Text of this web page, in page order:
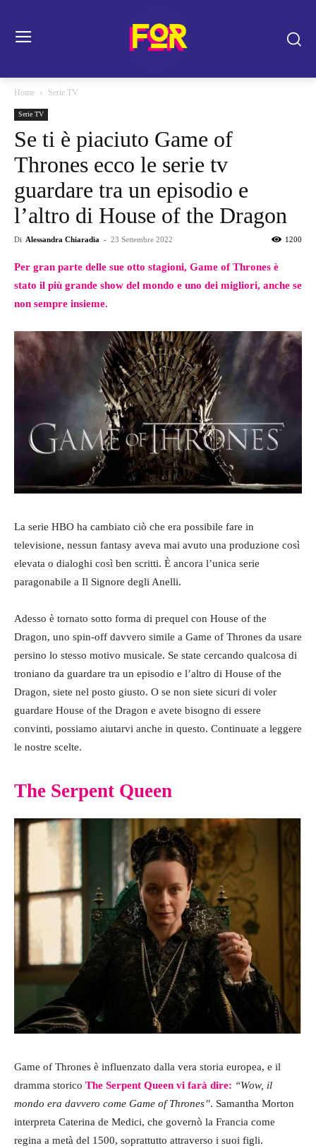
Home Serie TV
Serie TV
Se ti è piaciuto Game of
Thrones ecco le serie tv
guardare tra un episodio e
l’altro di House of the Dragon
Di Alessandra Chiaradia - 23 Settembre 2022 1200
Per gran parte delle sue otto stagioni, Game of Thrones è
stato il più grande show del mondo e uno dei migliori, anche se
non sempre insieme.
La serie HBO ha cambiato ciò che era possibile fare in
televisione, nessun fantasy aveva mai avuto una produzione così
elevata o dialoghi così ben scritti. È ancora l’unica serie
paragonabile a Il Signore degli Anelli.
Adesso è tornato sotto forma di prequel con House of the
Dragon, uno spin-off davvero simile a Game of Thrones da usare
persino lo stesso motivo musicale. Se state cercando qualcosa di
troniano da guardare tra un episodio e l’altro di House of the
Dragon, siete nel posto giusto. O se non siete sicuri di voler
guardare House of the Dragon e avete bisogno di essere
convinti, possiamo aiutarvi anche in questo. Continuate a leggere
le nostre scelte.
The Serpent Queen
Game of Thrones è influenzato dalla vera storia europea, e il
dramma storico The Serpent Queen vi farà dire: “Wow, il
mondo era davvero come Game of Thrones”. Samantha Morton
interpreta Caterina de Medici, che governò la Francia come
regina a metà del 1500, soprattutto attraverso i suoi figli.